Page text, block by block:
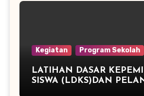
Kegiatan Program Sekolah
LATIHAN DASAR
SISWA (LDKS)DAN PELANTIKAN